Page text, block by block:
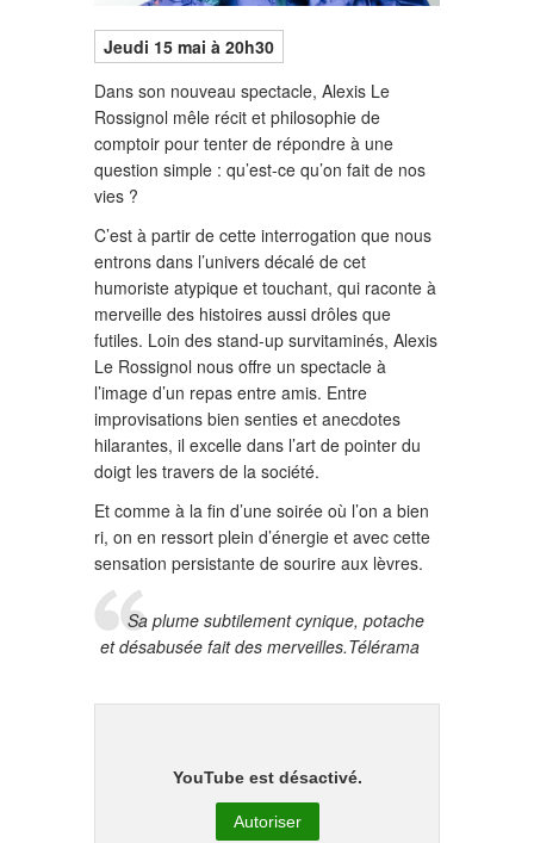
Jeudi 15 mai à 20h30
Dans son nouveau spectacle, Alexis Le
Rossignol mêle récit et philosophie de
comptoir pour tenter de répondre à une
question simple : qu’est-ce qu’on fait de nos
vies ?
C’est à partir de cette interrogation que nous
entrons dans l’univers décalé de cet
humoriste atypique et touchant, qui raconte à
merveille des histoires aussi drôles que
futiles. Loin des stand-up survitaminés, Alexis
Le Rossignol nous offre un spectacle à
l’image d’un repas entre amis. Entre
improvisations bien senties et anecdotes
hilarantes, il excelle dans l’art de pointer du
doigt les travers de la société.
Et comme à la fin d’une soirée où l’on a bien
ri, on en ressort plein d’énergie et avec cette
sensation persistante de sourire aux lèvres.
Sa plume subtilement cynique, potache
et désabusée fait des merveilles.Télérama
YouTube est désactivé.
Autoriser